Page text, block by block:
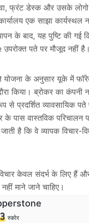
फ्रंट डेस्क और उसके लोगो
एक साझा कार्यस्थल
के बाद, यह पुष्टि की गई
पते पर मौजूद नहीं है।
योजना के अनुसार यूके में
किया। ब्रोकर का कंपनी
से प्रदर्शित व्यावसायिक पते
के पास वास्तविक परिचालन
है कि वे व्यापक विचार-
केवल संदर्भ के लिए हैं
माने जाने चाहिए।
स्कोर